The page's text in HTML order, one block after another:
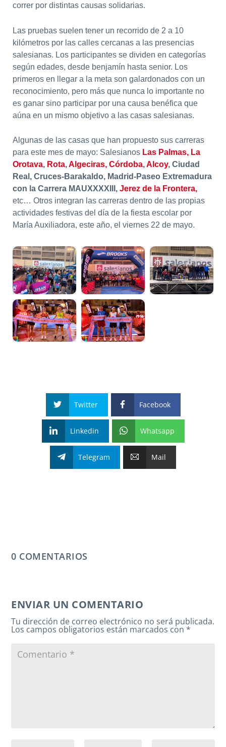
correr por distintas causas solidarias.
Las pruebas suelen tener un recorrido de 2 a 10
kilómetros por las calles cercanas a las presencias
salesianas. Los participantes se dividen en categorías
según edades, desde benjamín hasta senior. Los
primeros en llegar a la meta son galardonados con un
reconocimiento, pero más que nunca lo importante no
es ganar sino participar por una causa benéfica que
aúna en un mismo objetivo a las casas salesianas.
Algunas de las casas que han propuesto sus carreras
para este mes de mayo: Salesianos Las Palmas, La
Orotava, Rota,Algeciras,Córdoba,Alcoy, Ciudad
Real, Cruces-Barakaldo, Madrid-Paseo Extremadura
con la Carrera MAUXXXXIII, Jerez de la Frontera,
etc… Otros integran las carreras dentro de las propias
actividades festivas del día de la fiesta escolar por
María Auxiliadora, este año, el viernes 22 de mayo.
Twitter Facebook
Linkedin Whatsapp
Telegram Mail
0 COMENTARIOS
ENVIAR UN COMENTARIO
Tu dirección de correo electrónico no será publicada.
Los campos obligatorios están marcados con*